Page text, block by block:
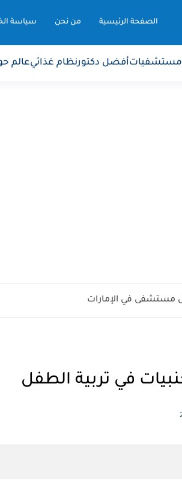
الصفحة الرئيسية من نحن سياسة
مستشفياتأفضل دكتورنظام غذائيعالم
مستشفى في الإمارات
في تربية الطفل